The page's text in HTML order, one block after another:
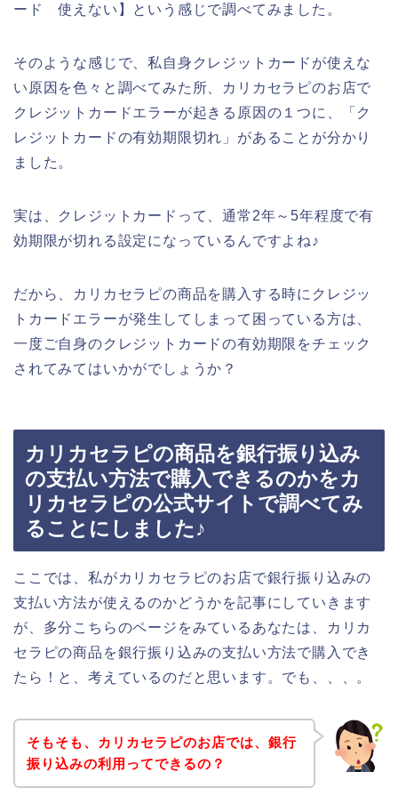
ード 使えない】という感じで調べてみました。
そのような感じで、私自身クレジットカードが使えな
い原因を色々と調べてみた所、カリカセラピのお店で
クレジットカードエラーが起きる原因の１つに、「ク
レジットカードの有効期限切れ」があることが分かり
ました。
実は、クレジットカードって、通常2年～5年程度で有
効期限が切れる設定になっているんですよね♪
だから、カリカセラピの商品を購入する時にクレジッ
トカードエラーが発生してしまって困っている方は、
一度ご自身のクレジットカードの有効期限をチェック
されてみてはいかがでしょうか？
カリカセラピの商品を銀行振り込み
の支払い方法で購入できるのかをカ
リカセラピの公式サイトで調べてみ
ることにしました♪
ここでは、私がカリカセラピのお店で銀行振り込みの
支払い方法が使えるのかどうかを記事にしていきます
が、多分こちらのページをみているあなたは、カリカ
セラピの商品を銀行振り込みの支払い方法で購入でき
たら！と、考えているのだと思います。でも、、、。
そもそも、カリカセラピのお店では、銀行
振り込みの利用ってできるの？